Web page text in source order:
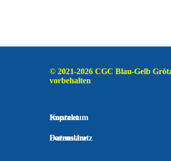
© 2021-2026 CGC Blau-Gelb
vorbehalten
Impressum
Kontakt
Datenschutz
Formulare